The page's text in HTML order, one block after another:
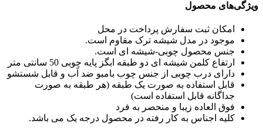
ویژگی‌های محصول
امکان ثبت سفارش پرداخت در محل
موجود در مدل شیشه ترک مقاوم است.
جنس محصول چوبی-شیشه ای است.
ارتفاع کلمن شیشه ای دو طبقه ابگز پایه چوبی 50 سانتی متر
دارای درب چوبی از جنس چوب بامبو ضد آب و قابل شستشو
قابل استفاده به صورت یک طبقه (هر طبقه به صورت
جداگانه قابل استفاده است)
فوق العاده زیبا و منحصر به فرد
کلیه اجناس به کار رفته در محصول درجه یک می باشد.